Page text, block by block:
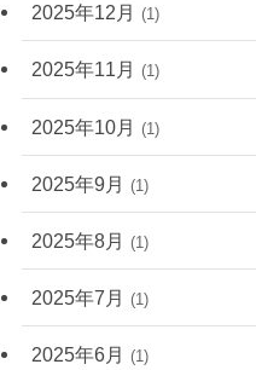
2025年12月 (1)
2025年11月 (1)
2025年10月 (1)
2025年9月 (1)
2025年8月 (1)
2025年7月 (1)
2025年6月 (1)